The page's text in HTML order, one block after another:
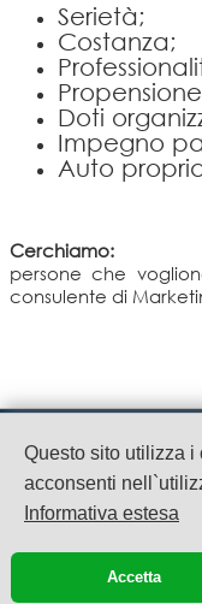
Questo sito utilizza
acconsenti
Informativa estesa
Accetta
Serietà;
Costanza;
Doti
Impegno
Auto
Cerchiamo:
persone che
consulente di
MC CLUB
P.IVA:
Via SS 7 Bis Km
Teverola
08119094906